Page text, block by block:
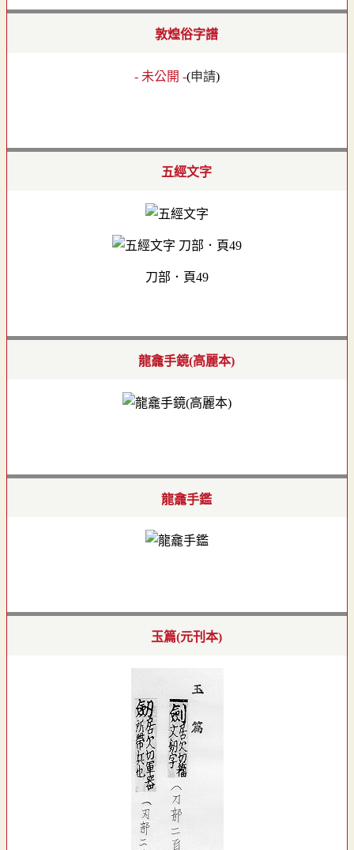
敦煌俗字譜
- 未公開 -(申請)
五經文字
刀部．頁49
龍龕手鏡(高麗本)
龍龕手鑑
玉篇(元刊本)